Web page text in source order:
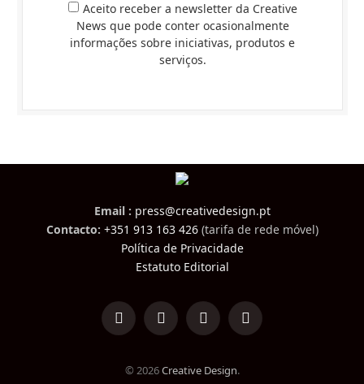
Aceito receber a newsletter da Creative
News que pode conter ocasionalmente
informações sobre iniciativas, produtos e
serviços.
Email : press@creativedesign.pt
Contacto: +351 913 163 426(tarifa de rede móvel)
Política de Privacidade
Estatuto Editorial
LinkedInFacebookInstagramTikTok
© 2026Creative Design.